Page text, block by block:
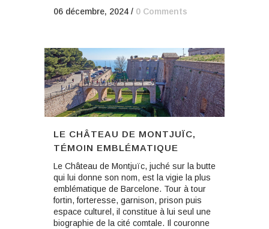
06 décembre, 2024 / 0 Comments
LE CHÂTEAU DE MONTJUÏC,
TÉMOIN EMBLÉMATIQUE
Le Château de Montjuïc, juché sur la butte
qui lui donne son nom, est la vigie la plus
emblématique de Barcelone. Tour à tour
fortin, forteresse, garnison, prison puis
espace culturel, il constitue à lui seul une
biographie de la cité comtale. Il couronne